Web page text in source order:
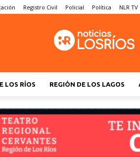
Registro Civil Policial Política NLR TV
LOS RÍOS REGIÓN DE LOS LAGOS